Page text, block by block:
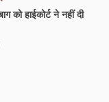
को हाईकोर्ट ने नहीं दी